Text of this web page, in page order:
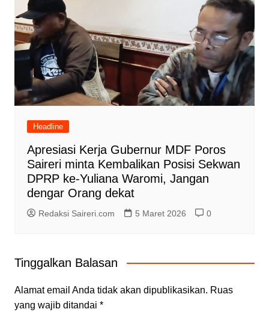
Headline
Apresiasi Kerja Gubernur MDF Poros
Saireri minta Kembalikan Posisi Sekwan
DPRP ke-Yuliana Waromi, Jangan
dengar Orang dekat
Redaksi Saireri.com 5 Maret 2026 0
Tinggalkan Balasan
Alamat email Anda tidak akan dipublikasikan. Ruas
yang wajib ditandai *